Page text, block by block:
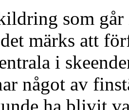
som
märks att
i
något av